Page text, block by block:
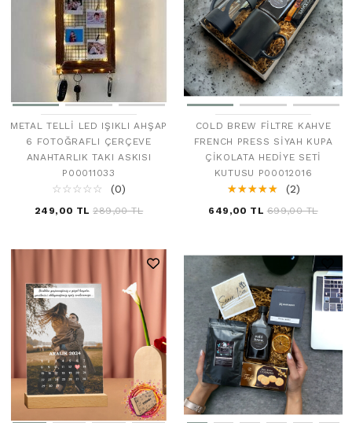
METAL TELLI LED IŞIKLI AHŞAP
6 FOTOĞRAFLI ÇERÇEVE
ANAHTARLIK TAKI ASKISI
P00011033
☆ ☆ ☆ ☆ ☆
★ ★ ★ ★ ★ (0)
249,00 TL 289,00 TL
COLD BREW FILTRE KAHVE
FRENCH PRESS SIYAH KUPA
ÇIKOLATA HEDIYE SETI
KUTUSU P00012016
☆☆☆☆☆
★★★★★ (2)
649,00 TL 699,00 TL